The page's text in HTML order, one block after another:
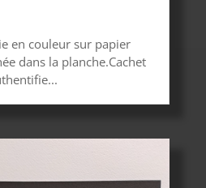
en couleur sur papier
dans la planche.Cachet